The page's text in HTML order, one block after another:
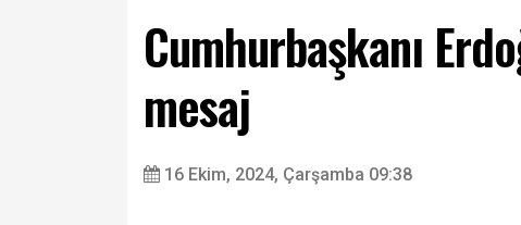
Cumhurbaşkanı
mesaj
16 Ekim, 2024, Çarşamba 09:38